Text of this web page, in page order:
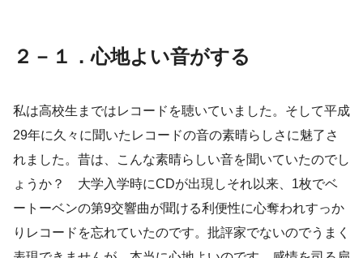
２－１．心地よい音がする
私は高校生まではレコードを聴いていました。そして平成
29年に久々に聞いたレコードの音の素晴らしさに魅了さ
れました。昔は、こんな素晴らしい音を聞いていたのでし
ょうか？ 大学入学時にCDが出現しそれ以来、1枚でベ
ートーベンの第9交響曲が聞ける利便性に心奪われすっか
りレコードを忘れていたのです。批評家でないのでうまく